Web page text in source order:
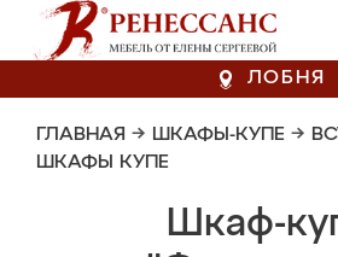
ЛОБНЯ
ГЛАВНАЯ → ШКАФЫ-КУПЕ →
ШКАФЫ КУПЕ
Шкаф-